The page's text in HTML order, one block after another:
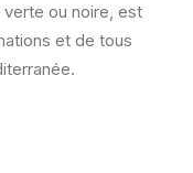
verte ou noire, est
et de tous